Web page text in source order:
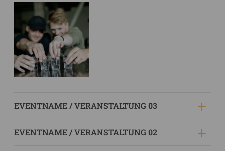
EVENTNAME / VERANSTALTUNG 03
EVENTNAME / VERANSTALTUNG 02